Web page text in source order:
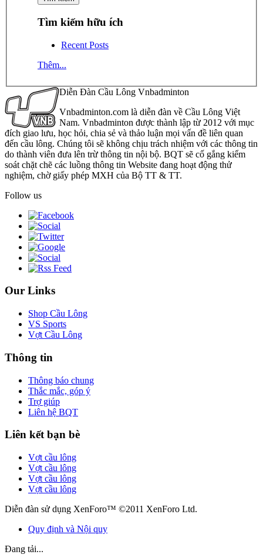
Tìm kiếm hữu ích
Recent Posts
Thêm...
Diễn Đàn Cầu Lông Vnbadminton
Vnbadminton.com là diễn đàn về Cầu Lông Việt
Nam. Vnbadminton được thành lập từ 2012 với mục
đích giao lưu, học hỏi, chia sẻ và thảo luận mọi vấn đề liên quan
đến cầu lông. Chúng tôi sẽ không chịu trách nhiệm với các thông tin
do thành viên đưa lên trừ thông tin nội bộ. BQT sẽ cố gắng kiểm
soát chặt chẽ các luồng thông tin Website đang hoạt động thử
nghiệm, chờ giấy phép MXH của Bộ TT & TT.
Follow us
Our Links
Shop Cầu Lông
VS Sports
Vợt Cầu Lông
Thông tin
Thông báo chung
Thắc mắc, góp ý
Trợ giúp
Liên hệ BQT
Liên kết bạn bè
Vợt cầu lông
Vợt cầu lông
Vợt cầu lông
Vợt cầu lông
Diễn đàn sử dụng XenForo™ ©2011 XenForo Ltd.
Quy định và Nội quy
Đang tải...